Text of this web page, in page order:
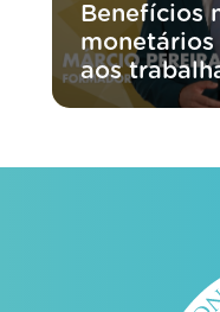
Benefícios
aos